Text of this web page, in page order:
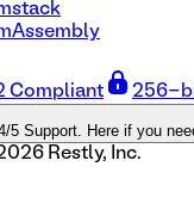
Compliant 256-
5 Support. Here if you
Restly, Inc.